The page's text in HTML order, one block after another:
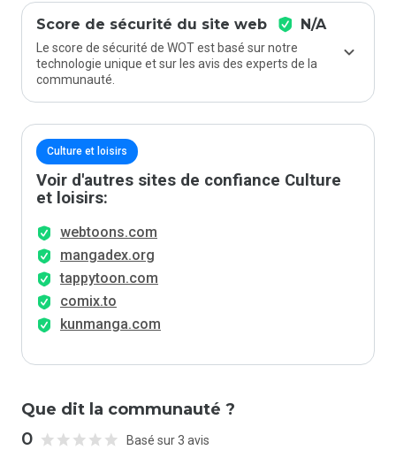
Score de sécurité du site web N/A
Le score de sécurité de WOT est basé sur notre
technologie unique et sur les avis des experts de la
communauté.
Culture et loisirs
Voir d'autres sites de confiance Culture
et loisirs:
webtoons.com
mangadex.org
tappytoon.com
comix.to
kunmanga.com
Que dit la communauté ?
0 Basé sur 3 avis